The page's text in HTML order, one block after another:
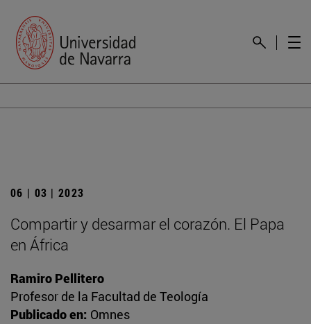
06 | 03 | 2023
Compartir y desarmar el corazón. El Papa
en África
Ramiro Pellitero
Profesor de la Facultad de Teología
Publicado en: Omnes